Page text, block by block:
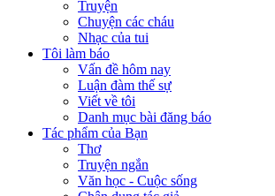
Truyện
Chuyện các cháu
Nhạc của tui
Tôi làm báo
Vấn đề hôm nay
Luận đàm thế sự
Viết về tôi
Danh mục bài đăng báo
Tác phẩm của Bạn
Thơ
Truyện ngắn
Văn học - Cuộc sống